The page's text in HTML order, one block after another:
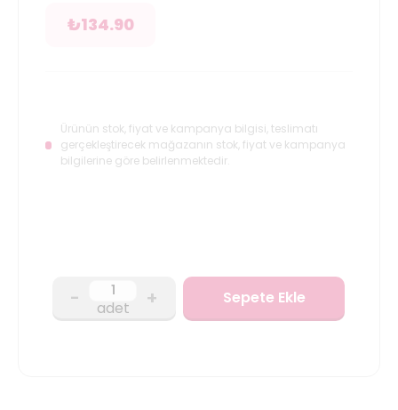
₺134.90
Ürünün stok, fiyat ve kampanya bilgisi, teslimatı
gerçekleştirecek mağazanın stok, fiyat ve kampanya
bilgilerine göre belirlenmektedir.
- adet + Sepete Ekle